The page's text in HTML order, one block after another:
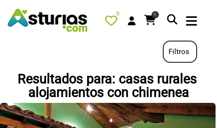
0 0
PORTADA
QUÉ HACER
ALOJAMIENTOS
Filtros
Resultados para: casas rurales
alojamientos con chimenea